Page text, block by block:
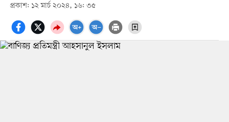
প্রকাশ: ১২ মার্চ ২০২৪, ১৬: ৩৫